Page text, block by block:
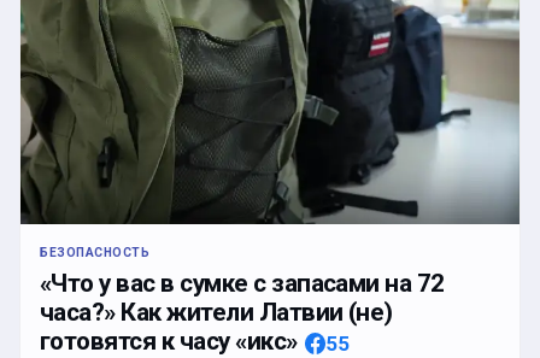
БЕЗОПАСНОСТЬ
«Что у вас в сумке с запасами на 72
часа?» Как жители Латвии (не)
готовятся к часу «икс»
55